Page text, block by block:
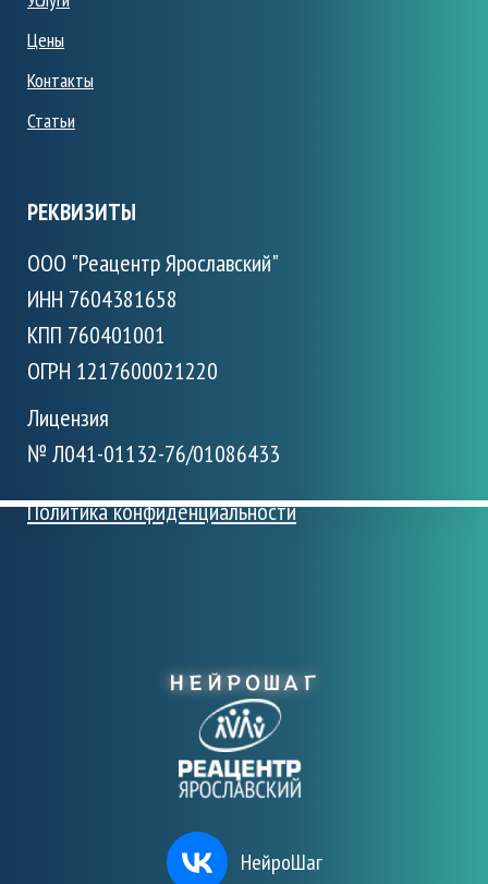
Цены
Контакты
Статьи
РЕКВИЗИТЫ
ООО "Реацентр Ярославский"
ИНН 7604381658
КПП 760401001
ОГРН 1217600021220
Лицензия
№ Л041-01132-76/01086433
Политика конфиденциальности
НейроШаг